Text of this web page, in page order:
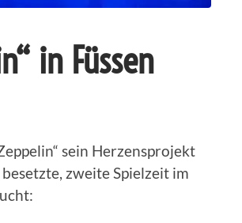
in Füssen
sein Herzensprojekt
zweite Spielzeit im